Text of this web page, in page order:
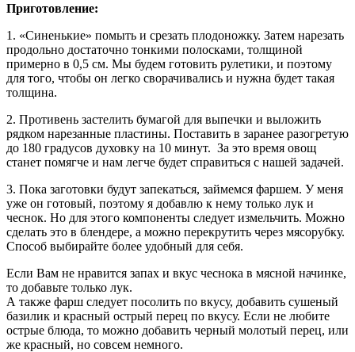
Приготовление:
1. «Синенькие» помыть и срезать плодоножку. Затем нарезать
продольно достаточно тонкими полосками, толщиной
примерно в 0,5 см. Мы будем готовить рулетики, и поэтому
для того, чтобы он легко сворачивались и нужна будет такая
толщина.
2. Противень застелить бумагой для выпечки и выложить
рядком нарезанные пластины. Поставить в заранее разогретую
до 180 градусов духовку на 10 минут. За это время овощ
станет помягче и нам легче будет справиться с нашей задачей.
3. Пока заготовки будут запекаться, займемся фаршем. У меня
уже он готовый, поэтому я добавлю к нему только лук и
чеснок. Но для этого компоненты следует измельчить. Можно
сделать это в блендере, а можно перекрутить через мясорубку.
Способ выбирайте более удобный для себя.
Если Вам не нравится запах и вкус чеснока в мясной начинке,
то добавьте только лук.
А также фарш следует посолить по вкусу, добавить сушеный
базилик и красный острый перец по вкусу. Если не любите
острые блюда, то можно добавить черный молотый перец, или
же красный, но совсем немного.